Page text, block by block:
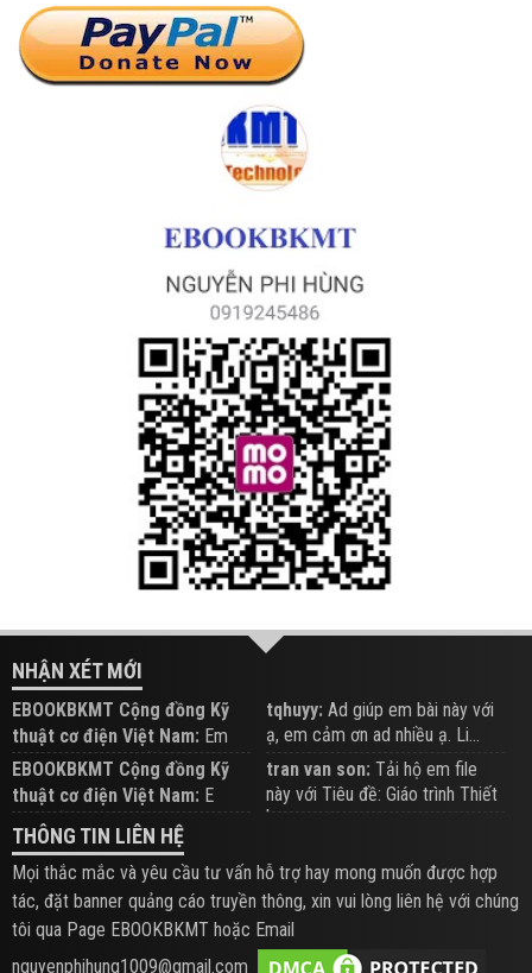
NHẬN XÉT MỚI
EBOOKBKMT Cộng đồng Kỹ
thuật cơ điện Việt Nam: Em
đăng trên Group hỗ trợ nhé
tqhuyy: Ad giúp em bài này với
ạ, em cảm ơn ad nhiều ạ. Li...
EBOOKBKMT Cộng đồng Kỹ
thuật cơ điện Việt Nam: E
xem hỗ trợ trên Group
tran van son: Tải hộ em file
này với Tiêu đề: Giáo trình Thiết
b...
THÔNG TIN LIÊN HỆ
Mọi thắc mắc và yêu cầu tư vấn hỗ trợ hay mong muốn được hợp
tác, đặt banner quảng cáo truyền thông, xin vui lòng liên hệ với chúng
tôi qua Page EBOOKBKMT hoặc Email
nguyenphihung1009@gmail.com